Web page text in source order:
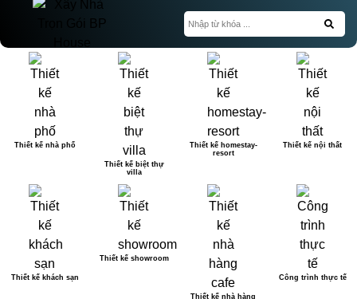
Thiết kế nhà phố
Thiết kế biệt thự
villa
Thiết kế homestay-
resort
Thiết kế nội thất
Thiết kế khách sạn
Thiết kế showroom
Thiết kế nhà hàng
Công trình thực tế